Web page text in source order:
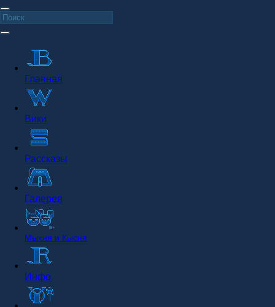
Главная
Вики
Рассказы
Галерея
Мыхня и Кысня
Инфо